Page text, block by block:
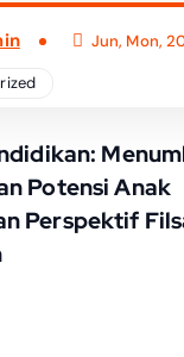
Jun, Mon,
Potensi Anak
Perspektif